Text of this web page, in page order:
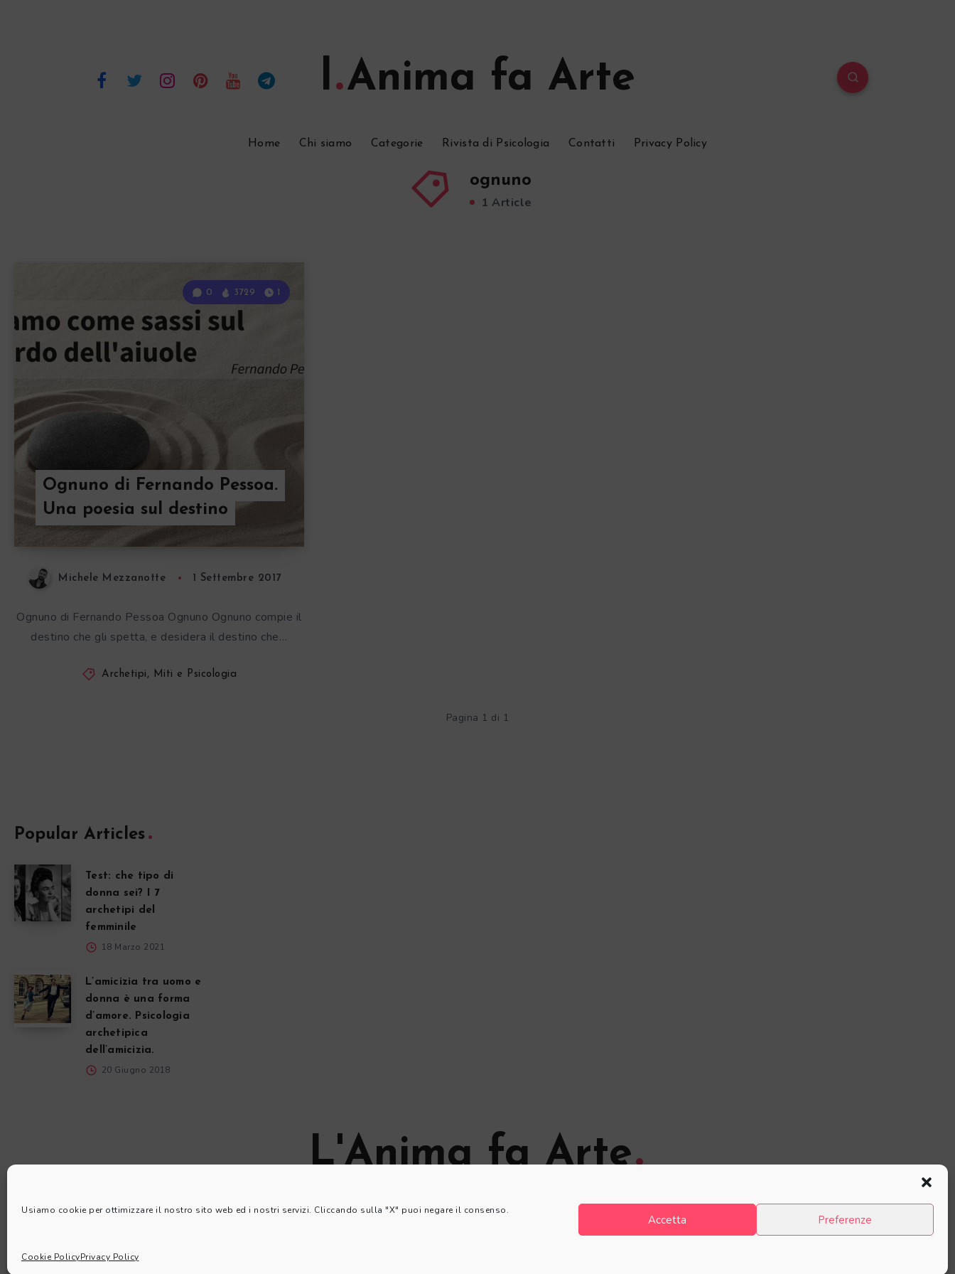
Usiamo cookie per ottimizzare il nostro sito web ed i nostri servizi. Cliccando sulla "X" puoi negare il consenso.
Accetta Preferenze
Cookie PolicyPrivacy Policy
l Anima fa Arte
Home Chi siamo Categorie Rivista di Psicologia Contatti Privacy Policy
ognuno
1 Article
Ognuno di Fernando Pessoa.
Una poesia sul destino
0 3729 1
Michele Mezzanotte 1 Settembre 2017
Ognuno di Fernando Pessoa Ognuno Ognuno compie il
destino che gli spetta, e desidera il destino che…
Archetipi, Miti e Psicologia
Pagina 1 di 1
Popular Articles
Test: che tipo di
donna sei? I 7
archetipi del
femminile
18 Marzo 2021
L’amicizia tra uomo e
donna è una forma
d’amore. Psicologia
archetipica
dell’amicizia.
20 Giugno 2018
L'Anima fa Arte
© L'Anima fa Arte